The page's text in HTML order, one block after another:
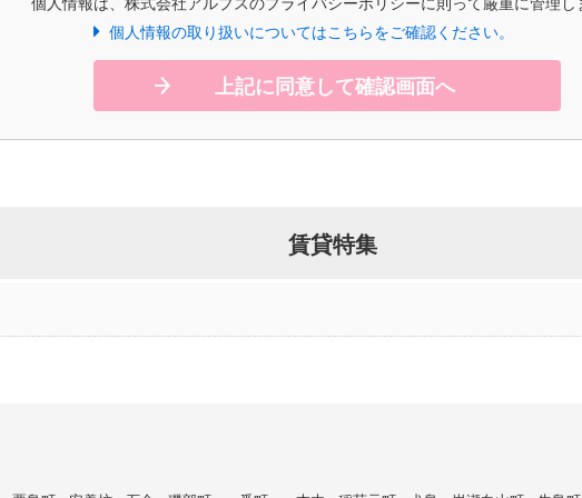
個人情報の取り扱いについてはこちらをご確認ください。
上記に同意して確認画面へ
賃貸特集